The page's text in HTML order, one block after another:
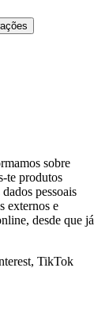
sobre
te produtos
pessoais
externos e
desde que já
TikTok